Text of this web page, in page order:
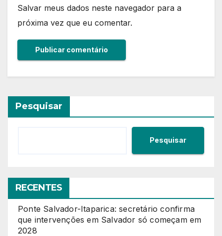
Salvar meus dados neste navegador para a
próxima vez que eu comentar.
Pesquisar
Pesquisar
RECENTES
Ponte Salvador-Itaparica: secretário confirma
que intervenções em Salvador só começam em
2028